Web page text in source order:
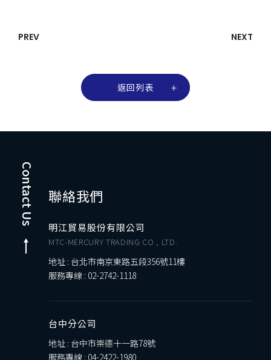
PREV NEXT
返回列表
Contact Us 聯絡我們
明江貿易股份有限公司
MTC-MERCURY TRADING CO., LTD.
地址 : 台北市南京東路五段356號11樓
服務專線 : 02-2742-1118
台中分公司
地址 : 台中市崇德十一路78號
服務專線 : 04-2422-1980